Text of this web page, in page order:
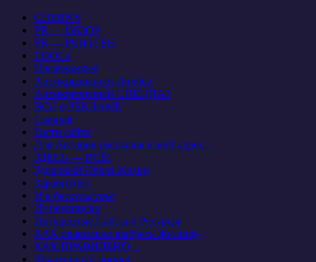
CHERNY
PR — ОБЗОР
PR — РЕНТГЕН
TOOLs
Uncategorized
Антикризисный Ликбез
Антикризисный СПЕЦНАЗ
ВСЁ о РЕКЛАМЕ
Главная
Гости сайта
Для Авторов рассылок в мой адрес…
ЗДЕСЬ — ВСЁ!
Здоровый Образ Жизни
Здравпункт
И в безкультурье
Из переписки
Интересные Сайты и Ресурсы
КАК правильно выбрать Жилище
КАК ПРАВИЛЬНО…
Квартирный вопрос